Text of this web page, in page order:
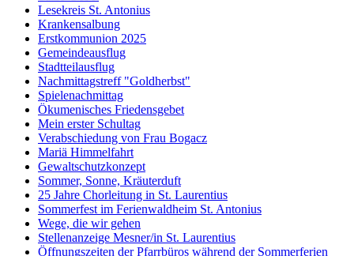
Lesekreis St. Antonius
Krankensalbung
Erstkommunion 2025
Gemeindeausflug
Stadtteilausflug
Nachmittagstreff "Goldherbst"
Spielenachmittag
Ökumenisches Friedensgebet
Mein erster Schultag
Verabschiedung von Frau Bogacz
Mariä Himmelfahrt
Gewaltschutzkonzept
Sommer, Sonne, Kräuterduft
25 Jahre Chorleitung in St. Laurentius
Sommerfest im Ferienwaldheim St. Antonius
Wege, die wir gehen
Stellenanzeige Mesner/in St. Laurentius
Öffnungszeiten der Pfarrbüros während der Sommerferien